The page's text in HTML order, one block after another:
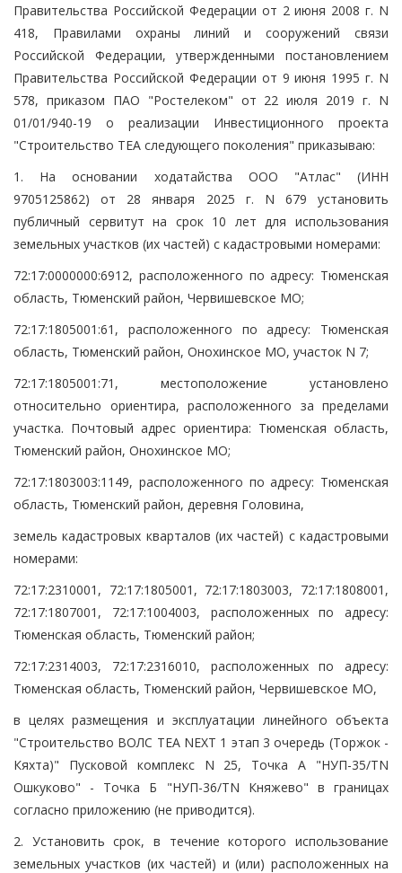
Правительства Российской Федерации от 2 июня 2008 г. N
418, Правилами охраны линий и сооружений связи
Российской Федерации, утвержденными постановлением
Правительства Российской Федерации от 9 июня 1995 г. N
578, приказом ПАО "Ростелеком" от 22 июля 2019 г. N
01/01/940-19 о реализации Инвестиционного проекта
"Строительство ТЕА следующего поколения" приказываю:
1. На основании ходатайства ООО "Атлас" (ИНН
9705125862) от 28 января 2025 г. N 679 установить
публичный сервитут на срок 10 лет для использования
земельных участков (их частей) с кадастровыми номерами:
72:17:0000000:6912, расположенного по адресу: Тюменская
область, Тюменский район, Червишевское МО;
72:17:1805001:61, расположенного по адресу: Тюменская
область, Тюменский район, Онохинское МО, участок N 7;
72:17:1805001:71, местоположение установлено
относительно ориентира, расположенного за пределами
участка. Почтовый адрес ориентира: Тюменская область,
Тюменский район, Онохинское МО;
72:17:1803003:1149, расположенного по адресу: Тюменская
область, Тюменский район, деревня Головина,
земель кадастровых кварталов (их частей) с кадастровыми
номерами:
72:17:2310001, 72:17:1805001, 72:17:1803003, 72:17:1808001,
72:17:1807001, 72:17:1004003, расположенных по адресу:
Тюменская область, Тюменский район;
72:17:2314003, 72:17:2316010, расположенных по адресу:
Тюменская область, Тюменский район, Червишевское МО,
в целях размещения и эксплуатации линейного объекта
"Строительство ВОЛС TEA NEXT 1 этап 3 очередь (Торжок -
Кяхта)" Пусковой комплекс N 25, Точка А "НУП-35/TN
Ошкуково" - Точка Б "НУП-36/TN Княжево" в границах
согласно приложению (не приводится).
2. Установить срок, в течение которого использование
земельных участков (их частей) и (или) расположенных на